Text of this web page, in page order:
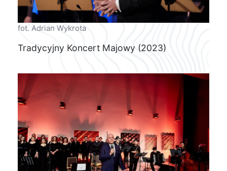
fot. Adrian Wykrota
Tradycyjny Koncert Majowy (2023)